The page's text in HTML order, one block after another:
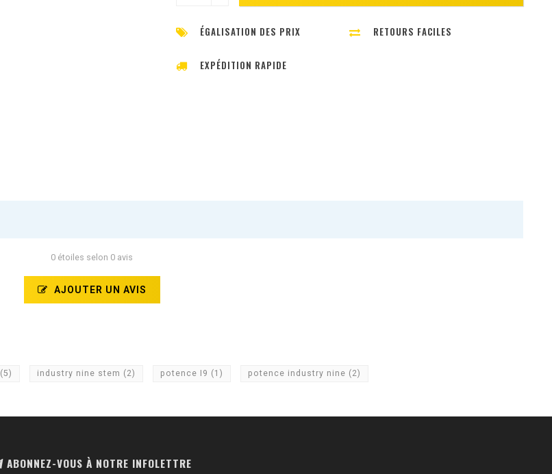
ÉGALISATION DES PRIX RETOURS FACILES
EXPÉDITION RAPIDE
0 étoiles selon 0 avis
AJOUTER UN AVIS
(5) industry nine stem (2) potence I9 (1) potence industry nine (2)
ABONNEZ-VOUS À NOTRE INFOLETTRE